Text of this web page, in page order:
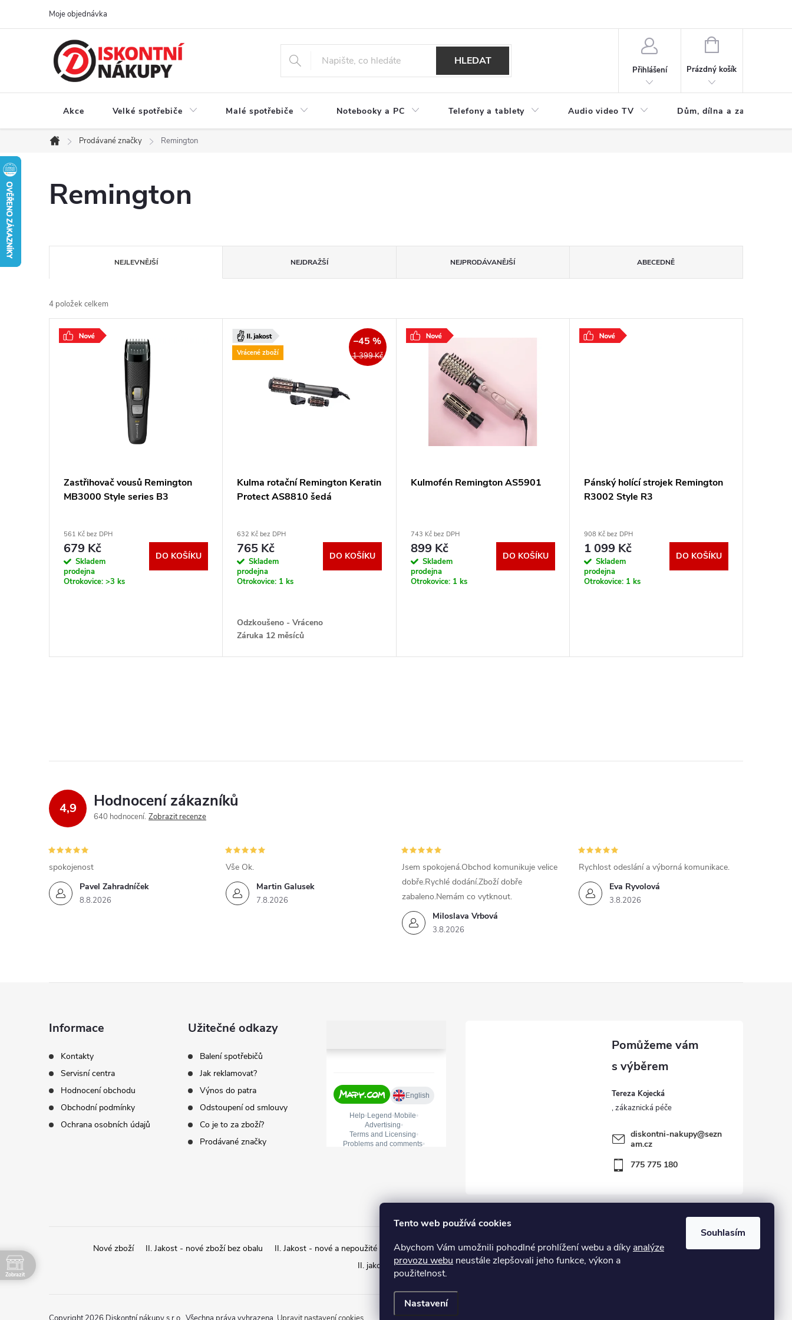
Tento web používá cookies
Abychom Vám umožnili pohodlné prohlížení webu a díky analýze
provozu webu neustále zlepšovali jeho funkce, výkon a
použitelnost.
Nastavení
Souhlasím
Moje objednávka
HLEDAT
Přihlášení
NÁKUPNÍ
Prázdný košík
Akce Velké spotřebiče Malé spotřebiče Notebooky a PC Telefony a tablety Audio video TV Dům, dílna a zahrada
Domů
Prodávané značky Remington
Remington
a
z
e
NEJLEVNĚJŠÍ NEJDRAŽŠÍ NEJPRODÁVANĚJŠÍ ABECEDNĚ
4 položek celkem
V
t
Zastřihovač vousů Remington
MB3000 Style series B3
561 Kč bez DPH
679 Kč
Skladem
prodejna
Otrokovice: >3 ks
DO KOŠÍKU
Vrácené zboží 1 399 Kč
–45 %
Kulma rotační Remington Keratin
Protect AS8810 šedá
632 Kč bez DPH
765 Kč
Skladem
prodejna
Otrokovice: 1 ks
DO KOŠÍKU
Odzkoušeno - Vráceno
Záruka 12 měsíců
Kulmofén Remington AS5901
743 Kč bez DPH
899 Kč
Skladem
prodejna
Otrokovice: 1 ks
DO KOŠÍKU
Pánský holící strojek Remington
R3002 Style R3
908 Kč bez DPH
1 099 Kč
Skladem
prodejna
Otrokovice: 1 ks
DO KOŠÍKU
d
a
c
í
p
y
ý
p
i
s
u
4,9 Hodnocení zákazníků
640 hodnocení Zobrazit recenze
Pavel Zahradníček
8.8.2026
spokojenost
Martin Galusek
7.8.2026
Vše Ok.
Miloslava Vrbová
3.8.2026
Jsem spokojená.Obchod komunikuje velice
dobře.Rychlé dodání.Zboží dobře
zabaleno.Nemám co vytknout.
Eva Ryvolová
3.8.2026
Rychlost odeslání a výborná komunikace.
Informace
Kontakty
Servisní centra
Hodnocení obchodu
Obchodní podmínky
Ochrana osobních údajů
Užitečné odkazy
Balení spotřebičů
Jak reklamovat?
Výnos do patra
Odstoupení od smlouvy
Co je to za zboží?
Prodávané značky
Tereza Kojecká
diskontni-nakupy@sezn
am.cz
775 775 180
Nové zboží II. Jakost - nové zboží bez obalu II. Jakost - nové a nepoužité zboží s estetickým poškozením
II. jakost – zboží vráceno zákazníkem ve 14ti denní lhůtě
II. jakost – Použité zboží
Zobrazit